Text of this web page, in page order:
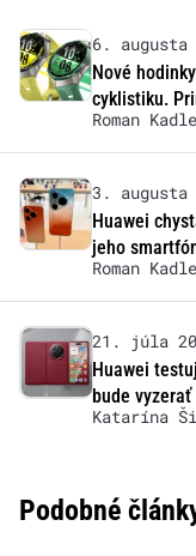
6. augusta
Nové
cyklistiku.
Roman
3. augusta
Huawei
jeho
Roman
21. júla
Huawei
bude vyzerať
Katarína
Podobné